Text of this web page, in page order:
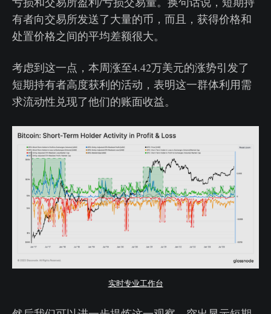
有者向交易所发送了大量的币，而且，获得价格和
处置价格之间的平均差额很大。
考虑到这一点，本周涨至4.42万美元的涨势引发了
短期持有者高度获利的活动，表明这一群体利用需
求流动性兑现了他们的账面收益。
实时专业工作台